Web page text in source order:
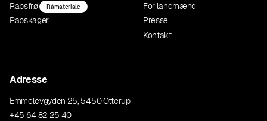
Adresse
Emmelevgyden 25, 5450 Otterup
+45 64 82 25 40
Rapsfrø
Råmateriale
Rapskager
For landmænd
Presse
Kontakt